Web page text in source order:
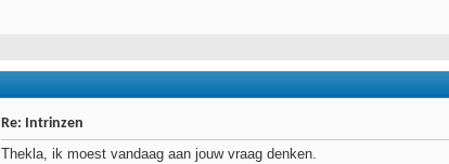
Re: Intrinzen
Thekla, ik moest vandaag aan jouw vraag denken.